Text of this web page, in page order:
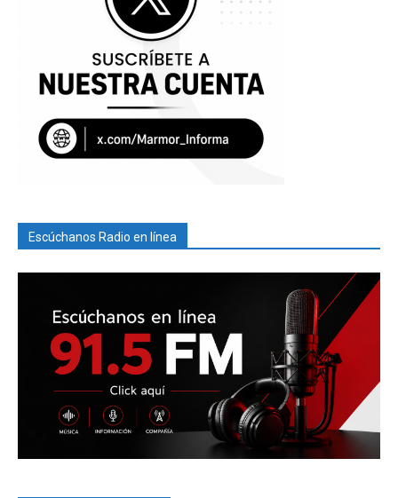
Escúchanos Radio en línea